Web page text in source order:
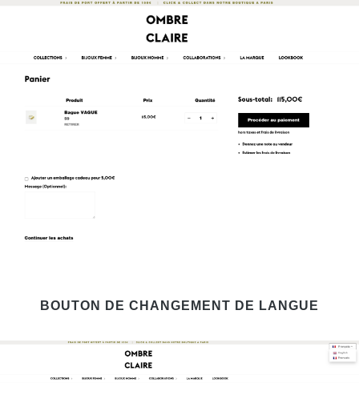
BOUTON DE CHANGEMENT DE LANGUE